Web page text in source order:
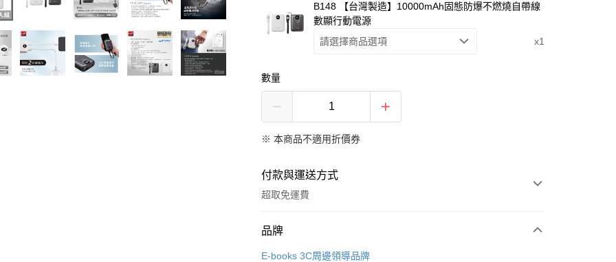
B148 【台灣製造】10000mAh固態防爆不燃燒自帶線
數顯行動電源
請選擇商品選項
x1
數量
※ 本商品不適用折價券
付款與運送方式
超取免運費
付款方式
信用卡一次付款
品牌
E-books 3C周邊領導品牌